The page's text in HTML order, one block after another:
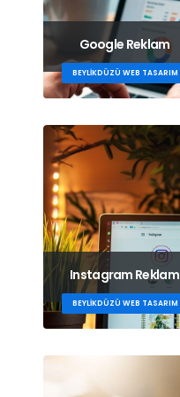
Google Reklam
BEYLIKDÜZÜ WEB TASARIM
Instagram Reklam
BEYLIKDÜZÜ WEB TASARIM